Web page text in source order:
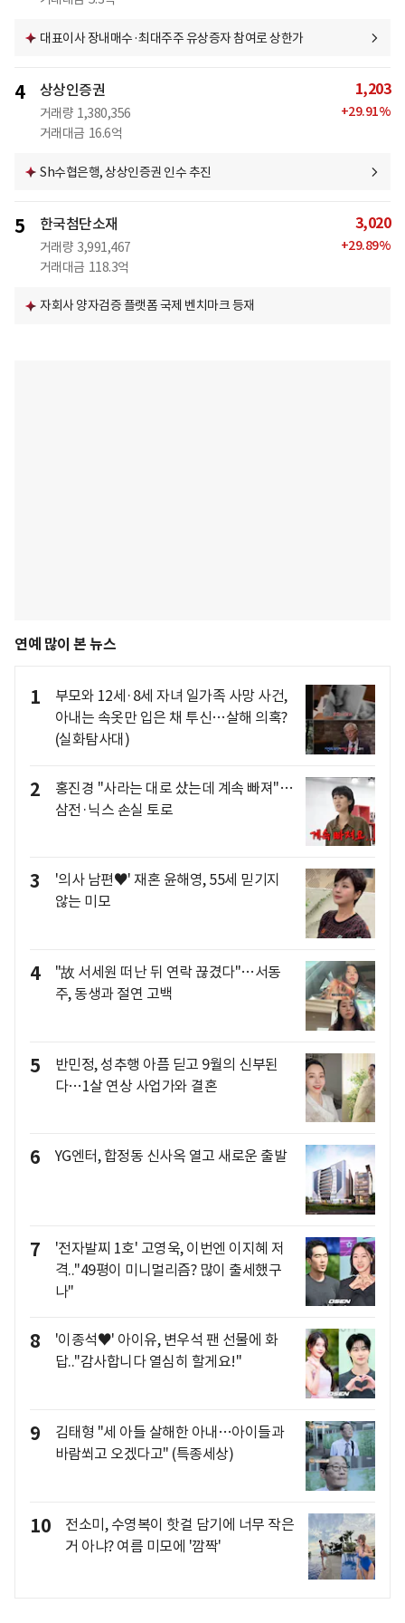
대표이사 장내매수·최대주주 유상증자 참여로 상한가
4 상상인증권
거래량 1,380,356
거래대금 16.6억
1,203
+29.91%
Sh수협은행, 상상인증권 인수 추진
5 한국첨단소재
거래량 3,991,467
거래대금 118.3억
3,020
+29.89%
자회사 양자검증 플랫폼 국제 벤치마크 등재
연예 많이 본 뉴스
1
부모와 12세·8세 자녀 일가족 사망 사건,
아내는 속옷만 입은 채 투신…살해 의혹?
(실화탐사대)
2
홍진경 "사라는 대로 샀는데 계속 빠져"…
삼전·닉스 손실 토로
3
'의사 남편♥' 재혼 윤해영, 55세 믿기지
않는 미모
4
"故 서세원 떠난 뒤 연락 끊겼다"…서동
주, 동생과 절연 고백
5
반민정, 성추행 아픔 딛고 9월의 신부된
다…1살 연상 사업가와 결혼
6 YG엔터, 합정동 신사옥 열고 새로운 출발
7
'전자발찌 1호' 고영욱, 이번엔 이지혜 저
격.."49평이 미니멀리즘? 많이 출세했구
나"
8
'이종석♥' 아이유, 변우석 팬 선물에 화
답.."감사합니다 열심히 할게요!"
9
김태형 "세 아들 살해한 아내…아이들과
바람쐬고 오겠다고" (특종세상)
10
전소미, 수영복이 핫걸 담기에 너무 작은
거 아냐? 여름 미모에 '깜짝'